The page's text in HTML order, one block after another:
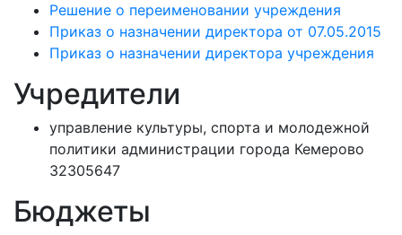
Решение о переименовании учреждения
Приказ о назначении директора от 07.05.2015
Приказ о назначении директора учреждения
Учредители
управление культуры, спорта и молодежной
политики администрации города Кемерово
32305647
Бюджеты